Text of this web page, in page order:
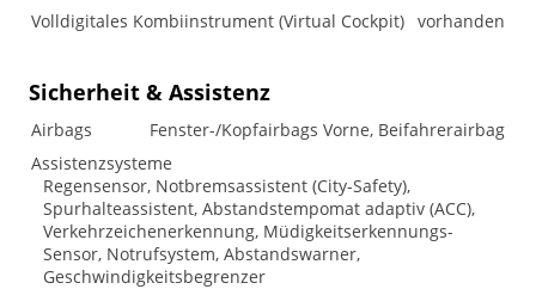
Volldigitales Kombiinstrument (Virtual Cockpit) vorhanden
Sicherheit & Assistenz
Airbags
Fenster-/Kopfairbags Vorne, Beifahrerairbag
Assistenzsysteme
Regensensor, Notbremsassistent (City-Safety),
Spurhalteassistent, Abstandstempomat adaptiv (ACC),
Verkehrzeichenerkennung, Müdigkeitserkennungs-
Sensor, Notrufsystem, Abstandswarner,
Geschwindigkeitsbegrenzer